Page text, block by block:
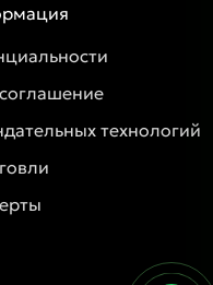
технологий